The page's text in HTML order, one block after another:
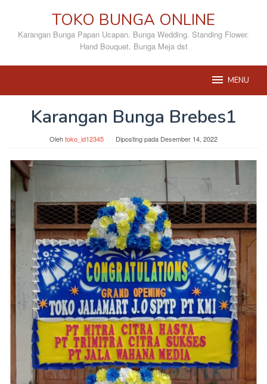
konten
TOKO BUNGA ONLINE
Karangan Bunga Papan Ucapan. Bunga Wedding. Standing Flower.
Hand Bouquet. Bunga Meja dst
MENU
Karangan Bunga Brebes1
Olehtoko_id12345 Diposting pada Desember 14, 2022